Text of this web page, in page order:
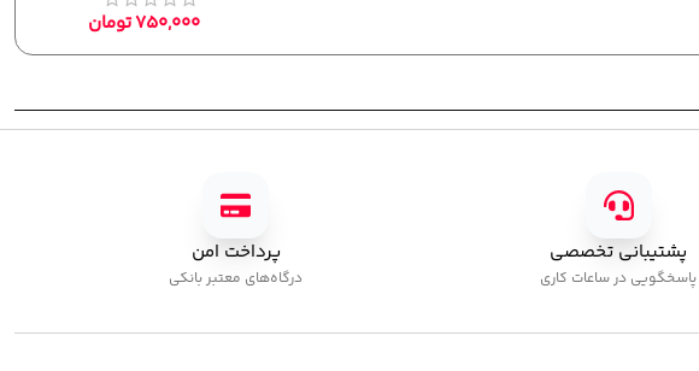
پشتیبانی تخصصی
پاسخگویی در ساعات کاری
پرداخت امن
درگاه‌های معتبر بانکی